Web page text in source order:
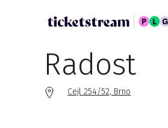
Radost
Cejl 254/52, Brno